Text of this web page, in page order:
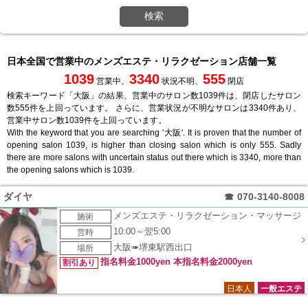
検索
日本全国で営業中のメンズエステ・リラクゼーション店舗一覧
1039 営業中、 3340 状況不明、 555 閉店
検索キーワード「大阪」の結果、営業中のサロン数1039件は、閉店したサロン
数555件を上回っています。 さらに、営業状況が不明なサロンは3340件あり、
営業中サロン数1039件を上回っています。
With the keyword that you are searching '大阪'. It is proven that the number of
opening salon 1039, is higher than closing salon which is only 555. Sadly
there are more salons with uncertain status out there which is 3340, more than
the opening salons which is 1039.
ダイヤ ☎ 070-3140-8008
施術
メンズエステ・リラクゼーション・マッサージ
営時
10:00～翌5:00
場所
大阪➠堺東駅西出口
割引あり
指名料金1000yen 本指名料金2000yen
一般エステ
日本人